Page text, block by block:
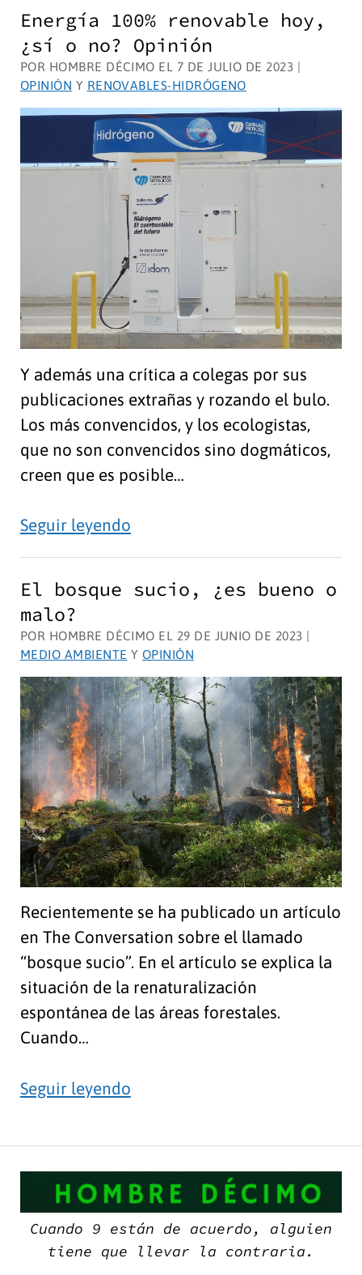
plantas:
por
fin
con
buenos
ojos.
Opinión.
Energía 100% renovable hoy,
¿sí o no? Opinión
POR HOMBRE DÉCIMO EL 7 DE JULIO DE 2023 |
OPINIÓN Y RENOVABLES-HIDRÓGENO
Y además una crítica a colegas por sus
publicaciones extrañas y rozando el bulo.
Los más convencidos, y los ecologistas,
que no son convencidos sino dogmáticos,
creen que es posible…
Seguir leyendoEnergía
hoy,
o
no?
Opinión
El bosque sucio, ¿es bueno o
malo?
POR HOMBRE DÉCIMO EL 29 DE JUNIO DE 2023 |
MEDIO AMBIENTE Y OPINIÓN
Recientemente se ha publicado un artículo
en The Conversation sobre el llamado
“bosque sucio”. En el artículo se explica la
situación de la renaturalización
espontánea de las áreas forestales.
Cuando…
Seguir leyendoEl
bueno
o
malo?
Cuando 9 están de acuerdo, alguien
tiene que llevar la contraria.